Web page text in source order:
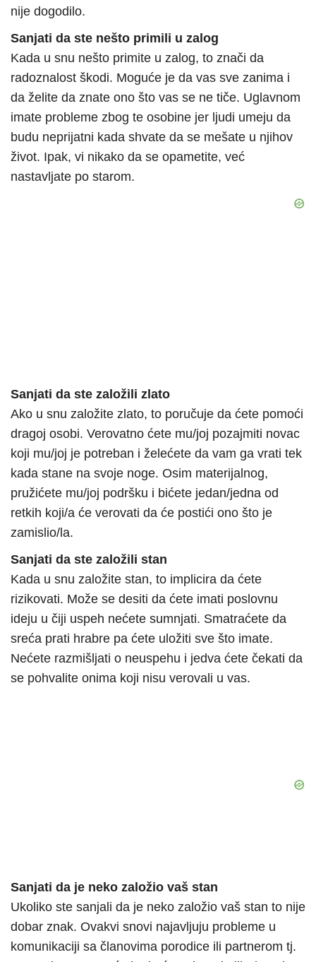
nije dogodilo.
Sanjati da ste nešto primili u zalog
Kada u snu nešto primite u zalog, to znači da
radoznalost škodi. Moguće je da vas sve zanima i
da želite da znate ono što vas se ne tiče. Uglavnom
imate probleme zbog te osobine jer ljudi umeju da
budu neprijatni kada shvate da se mešate u njihov
život. Ipak, vi nikako da se opametite, već
nastavljate po starom.
Sanjati da ste založili zlato
Ako u snu založite zlato, to poručuje da ćete pomoći
dragoj osobi. Verovatno ćete mu/joj pozajmiti novac
koji mu/joj je potreban i želećete da vam ga vrati tek
kada stane na svoje noge. Osim materijalnog,
pružićete mu/joj podršku i bićete jedan/jedna od
retkih koji/a će verovati da će postići ono što je
zamislio/la.
Sanjati da ste založili stan
Kada u snu založite stan, to implicira da ćete
rizikovati. Može se desiti da ćete imati poslovnu
ideju u čiji uspeh nećete sumnjati. Smatraćete da
sreća prati hrabre pa ćete uložiti sve što imate.
Nećete razmišljati o neuspehu i jedva ćete čekati da
se pohvalite onima koji nisu verovali u vas.
Sanjati da je neko založio vaš stan
Ukoliko ste sanjali da je neko založio vaš stan to nije
dobar znak. Ovakvi snovi najavljuju probleme u
komunikaciji sa članovima porodice ili partnerom tj.